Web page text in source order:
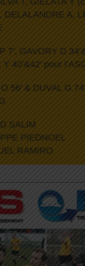
DELALANDRE A,
7′, GAVORY D
40’&42′ pour
56′ & DUVAL G
SALIM
PIEDNOEL
RAMIRO